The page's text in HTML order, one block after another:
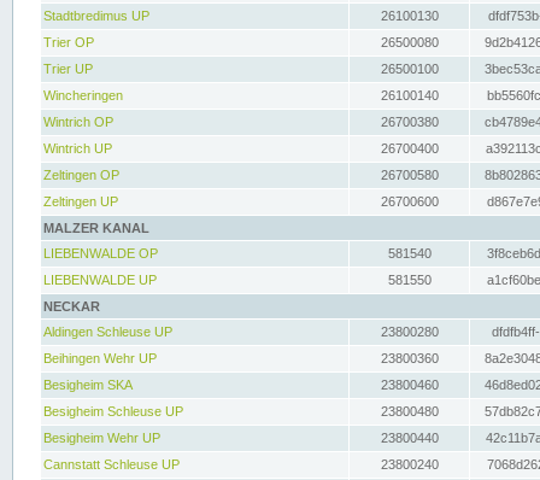
Stadtbredimus UP
26100130
Trier OP
26500080
Trier UP
26500100
Wincheringen
26100140
Wintrich OP
26700380
Wintrich UP
26700400
Zeltingen OP
26700580
Zeltingen UP
26700600
MALZER KANAL
LIEBENWALDE OP
581540
LIEBENWALDE UP
581550
NECKAR
Aldingen Schleuse UP
23800280
Beihingen Wehr UP
23800360
Besigheim SKA
23800460
Besigheim Schleuse UP
23800480
Besigheim Wehr UP
23800440
Cannstatt Schleuse UP
23800240